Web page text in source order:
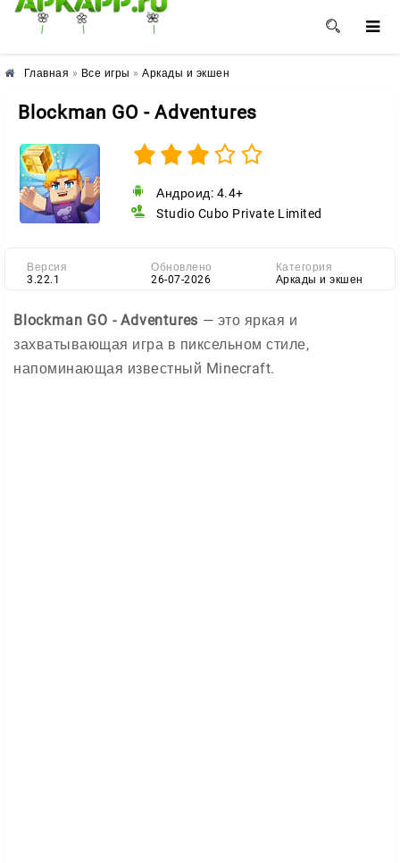
🌸 🌼 🌺
Главная » Все игры » Аркады и экшен
Blockman GO - Adventures
Андроид: 4.4+
Studio Cubo Private Limited
Версия
3.22.1
Обновлено
26-07-2026
Категория
Аркады и экшен
Blockman GO - Adventures — это яркая и
захватывающая игра в пиксельном стиле,
напоминающая известный Minecraft.